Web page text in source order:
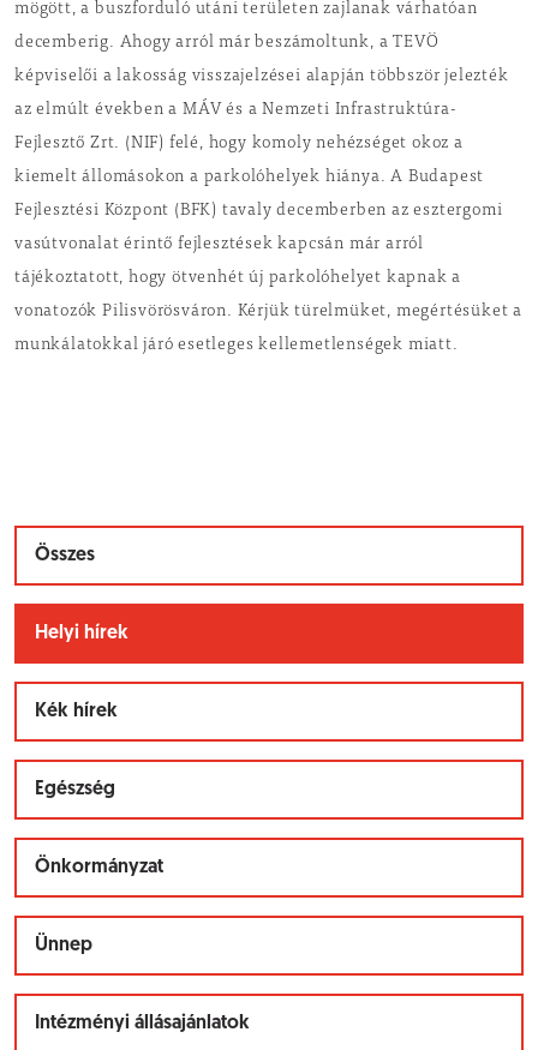
mögött, a buszforduló utáni területen zajlanak várhatóan
decemberig. Ahogy arról már beszámoltunk, a TEVÖ
képviselői a lakosság visszajelzései alapján többször jelezték
az elmúlt években a MÁV és a Nemzeti Infrastruktúra-
Fejlesztő Zrt. (NIF) felé, hogy komoly nehézséget okoz a
kiemelt állomásokon a parkolóhelyek hiánya. A Budapest
Fejlesztési Központ (BFK) tavaly decemberben az esztergomi
vasútvonalat érintő fejlesztések kapcsán már arról
tájékoztatott, hogy ötvenhét új parkolóhelyet kapnak a
vonatozók Pilisvörösváron. Kérjük türelmüket, megértésüket a
munkálatokkal járó esetleges kellemetlenségek miatt.
Összes
Helyi hírek
Kék hírek
Egészség
Önkormányzat
Ünnep
Intézményi állásajánlatok